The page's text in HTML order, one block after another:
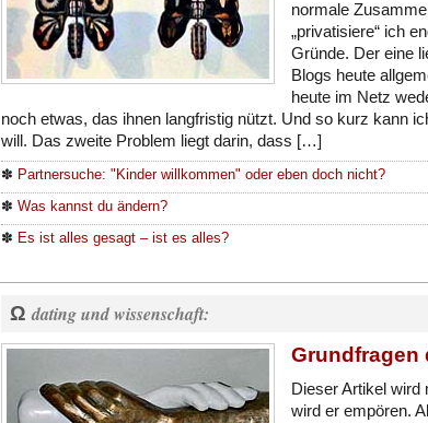
normale
„privatisiere“ ich
Gründe. Der eine
Blogs heute
heute im Netz
noch etwas, das ihnen langfristig nützt. Und so kurz kann
will. Das zweite Problem liegt darin, dass […]
✽ Partnersuche: "Kinder willkommen" oder eben doch nicht?
✽ Was kannst du ändern?
✽ Es ist alles gesagt – ist es alles?
Ω dating und wissenschaft:
Grundfragen
Dieser Artikel wird
wird er empören.